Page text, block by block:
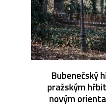
Bubenečský
pražským
novým